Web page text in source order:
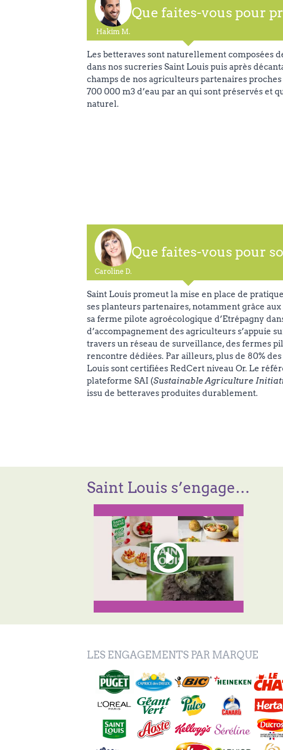
Hakim M.
Que faites-vous pour
Les betteraves sont naturellement composées
dans nos sucreries Saint Louis puis après
champs de nos agriculteurs partenaires proches
700 000 m3 d’eau par an qui sont préservés et
naturel.
Caroline D.
Que faites-vous pour
Saint Louis promeut la mise en place de
ses planteurs partenaires, notamment grâce
sa ferme pilote agroécologique d’Etrépagny
d’accompagnement des agriculteurs s’appuie
travers un réseau de surveillance, des fermes
rencontre dédiées. Par ailleurs, plus de 80%
Louis sont certifiées RedCert niveau Or. Le
plateforme SAI (Sustainable Agriculture
issu de betteraves produites durablement.
Saint Louis s’engage…
LES ENGAGEMENTS PAR MARQUE